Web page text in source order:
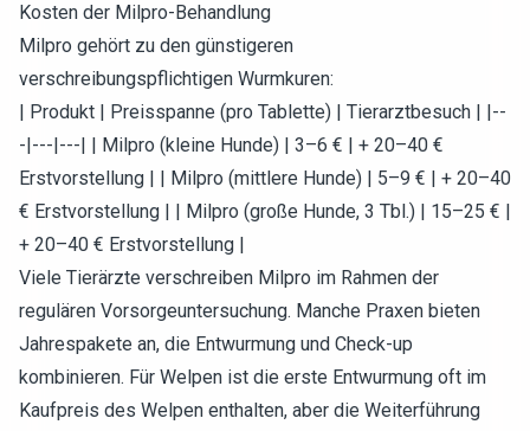
Kosten der Milpro-Behandlung
Milpro gehört zu den günstigeren
verschreibungspflichtigen Wurmkuren:
| Produkt | Preisspanne (pro Tablette) | Tierarztbesuch | |--
-|---|---| | Milpro (kleine Hunde) | 3–6 € | + 20–40 €
Erstvorstellung | | Milpro (mittlere Hunde) | 5–9 € | + 20–40
€ Erstvorstellung | | Milpro (große Hunde, 3 Tbl.) | 15–25 € |
+ 20–40 € Erstvorstellung |
Viele Tierärzte verschreiben Milpro im Rahmen der
regulären Vorsorgeuntersuchung. Manche Praxen bieten
Jahrespakete an, die Entwurmung und Check-up
kombinieren. Für Welpen ist die erste Entwurmung oft im
Kaufpreis des Welpen enthalten, aber die Weiterführung